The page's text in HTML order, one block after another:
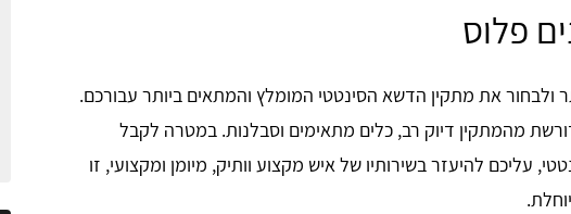
פלוס
ולבחור את מתקין הדשא הסינטטי המומלץ והמתאים ביותר עבורכם.
מהמתקין דיוק רב, כלים מתאימים וסבלנות. במטרה לקבל
עליכם להיעזר בשירותיו של איש מקצוע וותיק, מיומן ומקצועי, זו